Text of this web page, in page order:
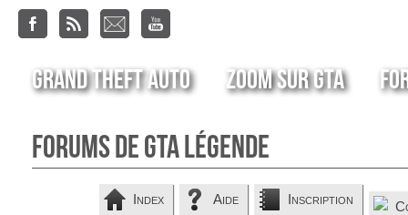
Grand Theft Auto Zoom sur GTA
Forums de GTA Légende
Index Aide Inscription